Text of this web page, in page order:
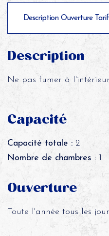
Description Ouverture
Description
Ne pas fumer à
Capacité
Capacité totale :2
Nombre de chambres :1
Ouverture
Toute l'année tous les